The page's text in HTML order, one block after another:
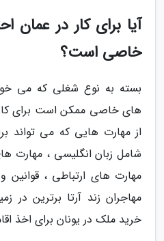
آیا برای کار در عمان
خاصی است؟
بسته به نوع شغلی که می
های خاصی ممکن است برای
از مهارت هایی که می تواند
شامل زبان انگلیسی ، مهارت
مهارت های ارتباطی ،
مهاجران زند آرتا برترین در
خرید ملک در یونان برای اخذ